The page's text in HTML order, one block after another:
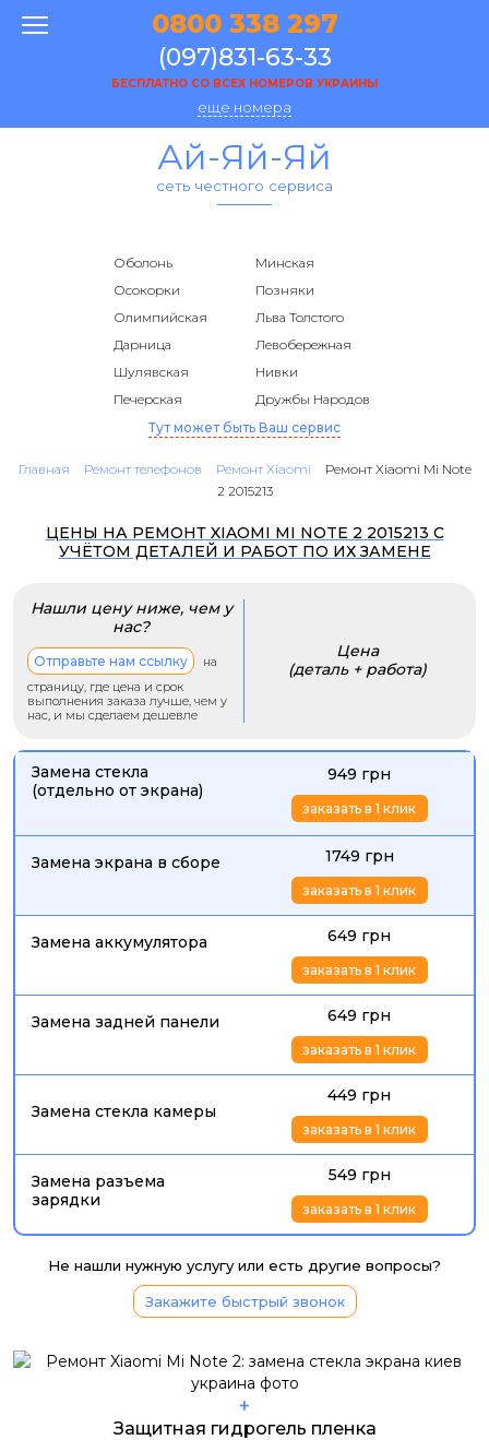
0800 338 297
(097)831-63-33
БЕСПЛАТНО СО ВСЕХ НОМЕРОВ УКРАИНЫ
еще номера
Ай-Яй-Яй
сеть честного сервиса
Оболонь
Минская
Осокорки
Позняки
Олимпийская
Льва Толстого
Дарница
Левобережная
Шулявская
Нивки
Печерская
Дружбы Народов
Тут может быть Ваш сервис
Главная Ремонт телефонов Ремонт Xiaomi
Ремонт Xiaomi Mi Note
2 2015213
ЦЕНЫ НА РЕМОНТ XIAOMI MI NOTE 2 2015213 С
УЧЁТОМ ДЕТАЛЕЙ И РАБОТ ПО ИХ ЗАМЕНЕ
Нашли цену ниже, чем у
нас?
Отправьте нам ссылку
на
страницу, где цена и срок
выполнения заказа лучше, чем у
нас, и мы сделаем дешевле
Цена
(деталь + работа)
Замена стекла
(отдельно от экрана)
949 грн
заказать в 1 клик
Замена экрана в сборе 1749 грн
заказать в 1 клик
Замена аккумулятора 649 грн
заказать в 1 клик
Замена задней панели 649 грн
заказать в 1 клик
Замена стекла камеры
449 грн
заказать в 1 клик
Замена разъема
зарядки
549 грн
заказать в 1 клик
Не нашли нужную услугу или есть другие вопросы?
Закажите быстрый звонок
+
Защитная гидрогель пленка